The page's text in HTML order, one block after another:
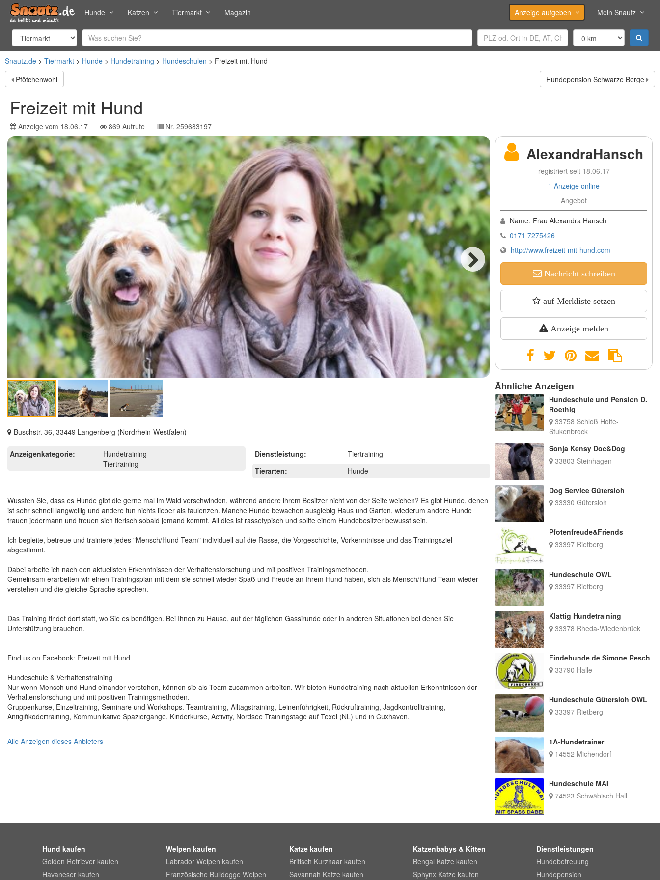
Hunde Katzen Tiermarkt Magazin Anzeige aufgeben Mein Snautz
Snautz.de Tiermarkt Hunde Hundetraining Hundeschulen
Freizeit mit Hund
Pfötchenwohl
Hundepension Schwarze Berge
Freizeit mit Hund
Anzeige vom 18.06.17 869 Aufrufe Nr. 259683197
Next
Buschstr. 36, 33449 Langenberg (Nordrhein-Westfalen)
Anzeigenkategorie:
Hundetraining
Tiertraining
Dienstleistung:
Tiertraining
Tierarten:
Hunde
Wussten Sie, dass es Hunde gibt die gerne mal im Wald verschwinden, während andere ihrem Besitzer nicht von der Seite weichen? Es gibt Hunde, denen
ist sehr schnell langweilig und andere tun nichts lieber als faulenzen. Manche Hunde bewachen ausgiebig Haus und Garten, wiederum andere Hunde
trauen jedermann und freuen sich tierisch sobald jemand kommt. All dies ist rassetypisch und sollte einem Hundebesitzer bewusst sein.
Ich begleite, betreue und trainiere jedes "Mensch/Hund Team" individuell auf die Rasse, die Vorgeschichte, Vorkenntnisse und das Trainingsziel
abgestimmt.
Dabei arbeite ich nach den aktuellsten Erkenntnissen der Verhaltensforschung und mit positiven Trainingsmethoden.
Gemeinsam erarbeiten wir einen Trainingsplan mit dem sie schnell wieder Spaß und Freude an Ihrem Hund haben, sich als Mensch/Hund-Team wieder
verstehen und die gleiche Sprache sprechen.
Das Training findet dort statt, wo Sie es benötigen. Bei Ihnen zu Hause, auf der täglichen Gassirunde oder in anderen Situationen bei denen Sie
Unterstützung brauchen.
Find us on Facebook: Freizeit mit Hund
Hundeschule & Verhaltenstraining
Nur wenn Mensch und Hund einander verstehen, können sie als Team zusammen arbeiten. Wir bieten Hundetraining nach aktuellen Erkenntnissen der
Verhaltensforschung und mit positiven Trainingsmethoden.
Gruppenkurse, Einzeltraining, Seminare und Workshops. Teamtraining, Alltagstraining, Leinenführigkeit, Rückruftraining, Jagdkontrolltraining,
Antigiftködertraining, Kommunikative Spaziergänge, Kinderkurse, Activity, Nordsee Trainingstage auf Texel (NL) und in Cuxhaven.
Alle Anzeigen dieses Anbieters
AlexandraHansch
registriert seit 18.06.17
1 Anzeige online
Angebot
Name: Frau Alexandra Hansch
0171 7275426
http://www.freizeit-mit-hund.com
Nachricht schreiben
auf Merkliste setzen
Anzeige melden
Ähnliche Anzeigen
Hundeschule und Pension D.
Roethig
33758 Schloß Holte-
Stukenbrock
Sonja Kensy Doc&Dog
33803 Steinhagen
Dog Service Gütersloh
33330 Gütersloh
Pfotenfreude&Friends
33397 Rietberg
Hundeschule OWL
33397 Rietberg
Klattig Hundetraining
33378 Rheda-Wiedenbrück
Findehunde.de Simone Resch
33790 Halle
Hundeschule Gütersloh OWL
33397 Rietberg
1A-Hundetrainer
14552 Michendorf
Hundeschule MAI
74523 Schwäbisch Hall
Hund kaufen
Golden Retriever kaufen
Havaneser kaufen
Welpen kaufen
Labrador Welpen kaufen
Französische Bulldogge Welpen
Katze kaufen
Britisch Kurzhaar kaufen
Savannah Katze kaufen
Katzenbabys & Kitten
Bengal Katze kaufen
Sphynx Katze kaufen
Dienstleistungen
Hundebetreuung
Hundepension